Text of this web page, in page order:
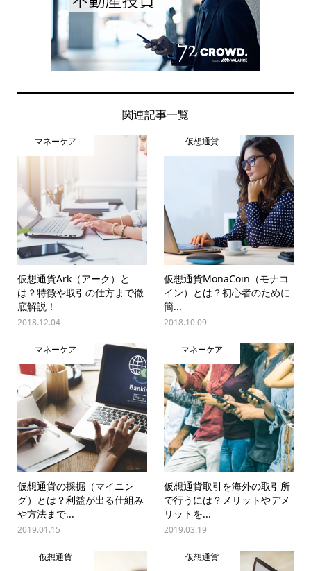
関連記事一覧
マネーケア
仮想通貨Ark（アーク）と
は？特徴や取引の仕方まで徹
底解説！
2018.12.04
仮想通貨
仮想通貨MonaCoin（モナコ
イン）とは？初心者のために
簡...
2018.10.09
マネーケア
仮想通貨の採掘（マイニン
グ）とは？利益が出る仕組み
や方法まで...
2019.01.15
マネーケア
仮想通貨取引を海外の取引所
で行うには？メリットやデメ
リットを...
2019.03.19
仮想通貨 仮想通貨